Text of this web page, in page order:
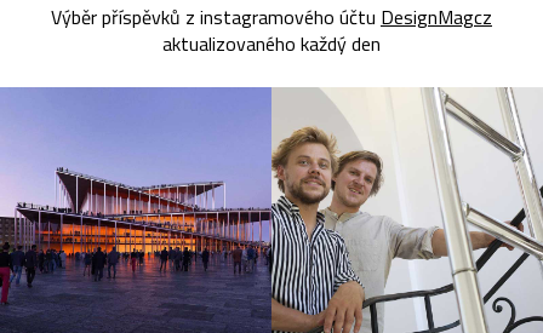
Výběr příspěvků z instagramového účtu DesignMagcz
aktualizovaného každý den